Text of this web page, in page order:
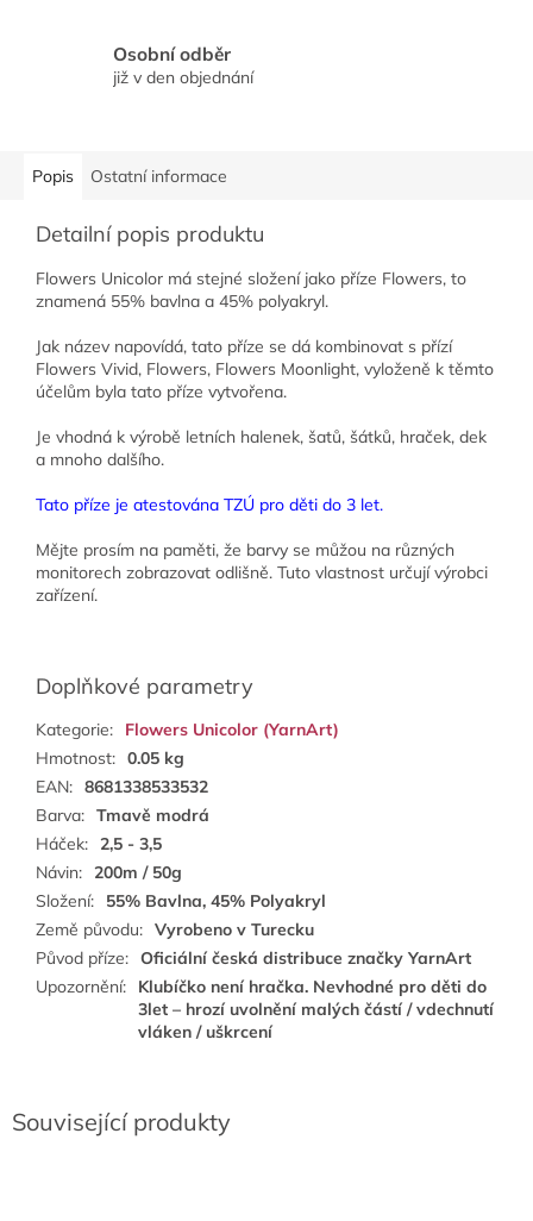
Osobní odběr
již v den objednání
Související produkty
Popis Ostatní informace
Detailní popis produktu
Flowers Unicolor má stejné složení jako příze Flowers, to
znamená 55% bavlna a 45% polyakryl.
Jak název napovídá, tato příze se dá kombinovat s přízí
Flowers Vivid, Flowers, Flowers Moonlight, vyloženě k těmto
účelům byla tato příze vytvořena.
Je vhodná k výrobě letních halenek, šatů, šátků, hraček, dek
a mnoho dalšího.
Tato příze je atestována TZÚ pro děti do 3 let.
Mějte prosím na paměti, že barvy se můžou na různých
monitorech zobrazovat odlišně. Tuto vlastnost určují výrobci
zařízení.
Doplňkové parametry
Kategorie:
Flowers Unicolor (YarnArt)
Hmotnost: 0.05 kg
EAN: 8681338533532
Barva: Tmavě modrá
Háček: 2,5 - 3,5
Návin: 200m / 50g
Složení:
55% Bavlna, 45% Polyakryl
Země původu: Vyrobeno v Turecku
Původ příze: Oficiální česká distribuce značky YarnArt
Upozornění:
Klubíčko není hračka. Nevhodné pro děti do
3let – hrozí uvolnění malých částí / vdechnutí
vláken / uškrcení